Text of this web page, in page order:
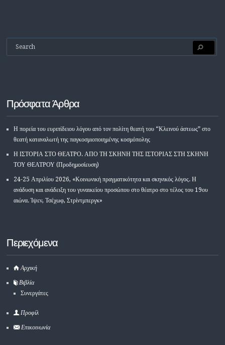
Πρόσφατα Άρθρα
Η πορεία του ευριπίδειου λόγου από τον πολίτη θεατή του “Κλεινού άστεως” στο
θεατή καταναλωτή της παγκοσμιοποιημένης κοσμόπολης
Η ΙΣΤΟΡΙΑ ΣΤΟ ΘΕΑΤΡΟ. ΑΠΟ ΤΗ ΣΚΗΝΗ ΤΗΣ ΙΣΤΟΡΙΑΣ ΣΤΗ ΣΚΗΝΗ
ΤΟΥ ΘΕΑΤΡΟΥ (Προδημοσίευση)
24-25 Απριλίου 2026, «Κοινωνική πραγματικότητα και σκηνικός λόγος. Η
ανάδυση και ανάδειξη του γυναικείου προσώπου στο θέατρο στο τέλος του 19ου
αιώνα. Ίψεν, Τσέχωφ, Στρίντμπεργκ»
Περιεχόμενα
Αρχική
Βιβλία
Συνεργάτες
Προφίλ
Επικοινωνία